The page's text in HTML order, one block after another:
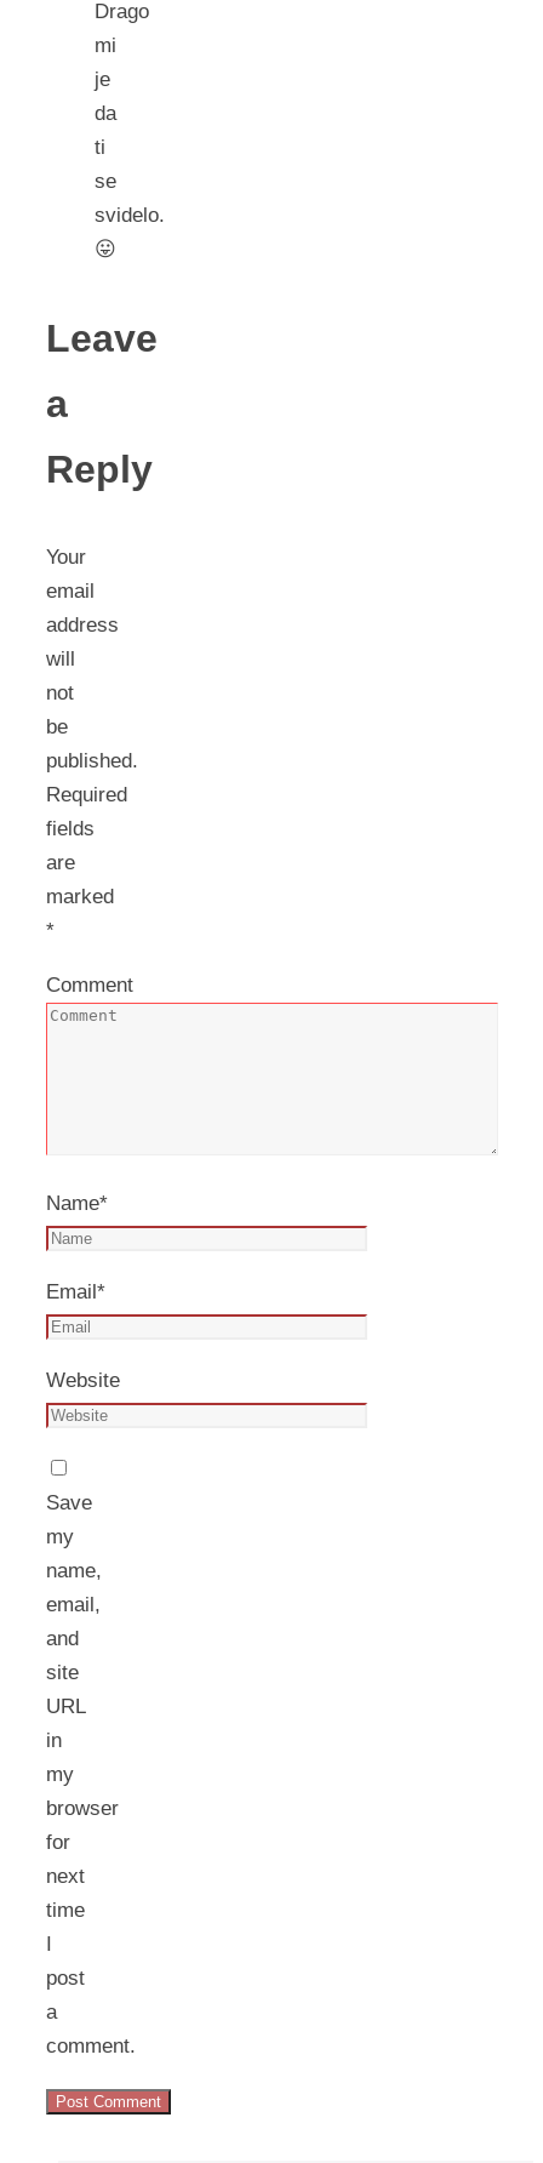
Drago
mi
je
da
ti
se
svidelo.
😛
Leave
a
Reply
Your
email
address
will
not
be
published.
Required
fields
are
marked
*
Comment
Name*
Email*
Website
Save
my
name,
email,
and
site
URL
in
my
browser
for
next
time
I
post
a
comment.